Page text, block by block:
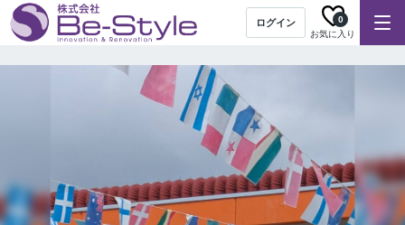
ログイン
お気に入り
0